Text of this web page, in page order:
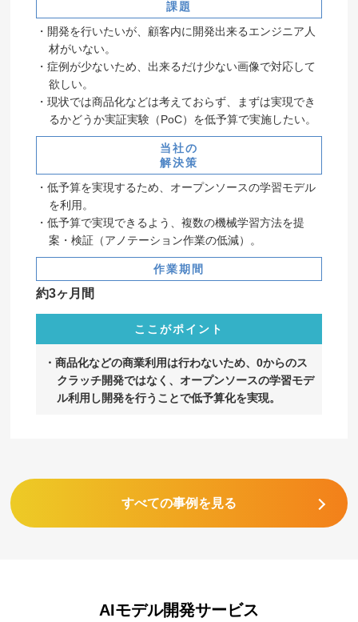
課題
開発を行いたいが、顧客内に開発出来るエンジニア人
材がいない。
症例が少ないため、出来るだけ少ない画像で対応して
欲しい。
現状では商品化などは考えておらず、まずは実現でき
るかどうか実証実験（PoC）を低予算で実施したい。
当社の
解決策
低予算を実現するため、オープンソースの学習モデル
を利用。
低予算で実現できるよう、複数の機械学習方法を提
案・検証（アノテーション作業の低減）。
作業期間
約3ヶ月間
ここがポイント
商品化などの商業利用は行わないため、0からのス
クラッチ開発ではなく、オープンソースの学習モデ
ル利用し開発を行うことで低予算化を実現。
すべての事例を見る
AIモデル開発サービス